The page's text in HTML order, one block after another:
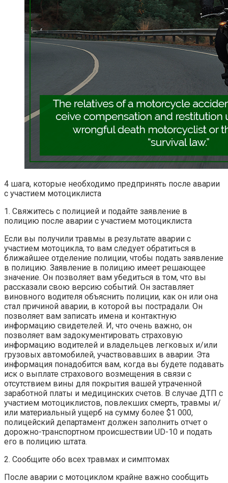
4 шага, которые необходимо предпринять после аварии
с участием мотоциклиста
1. Свяжитесь с полицией и подайте заявление в
полицию после аварии с участием мотоциклиста
Если вы получили травмы в результате аварии с
участием мотоцикла, то вам следует обратиться в
ближайшее отделение полиции, чтобы подать заявление
в полицию. Заявление в полицию имеет решающее
значение. Он позволяет вам убедиться в том, что вы
рассказали свою версию событий. Он заставляет
виновного водителя объяснить полиции, как он или она
стал причиной аварии, в которой вы пострадали. Он
позволяет вам записать имена и контактную
информацию свидетелей. И, что очень важно, он
позволяет вам задокументировать страховую
информацию водителей и владельцев легковых и/или
грузовых автомобилей, участвовавших в аварии. Эта
информация понадобится вам, когда вы будете подавать
иск о выплате страхового возмещения в связи с
отсутствием вины для покрытия вашей утраченной
заработной платы и медицинских счетов. В случае ДТП с
участием мотоциклистов, повлекших смерть, травмы и/
или материальный ущерб на сумму более $1 000,
полицейский департамент должен заполнить отчет о
дорожно-транспортном происшествии UD-10 и подать
его в полицию штата.
2. Сообщите обо всех травмах и симптомах
После аварии с мотоциклом крайне важно сообщить